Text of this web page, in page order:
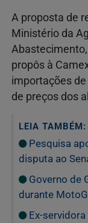
A proposta de
Ministério da
propôs à
importações
de preços dos
LEIA TAMBÉM:
Pesquisa
disputa ao
Governo de
durante
Ex-servidora